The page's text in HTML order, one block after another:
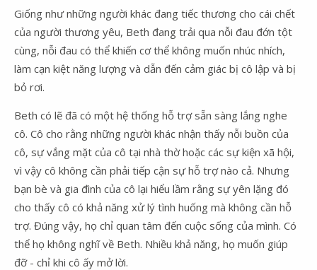
Giống như những người khác đang tiếc thương cho cái chết
của người thương yêu, Beth đang trải qua nỗi đau đớn tột
cùng, nỗi đau có thể khiến cơ thể không muốn nhúc nhích,
làm cạn kiệt năng lượng và dẫn đến cảm giác bị cô lập và bị
bỏ rơi.
Beth có lẽ đã có một hệ thống hỗ trợ sẵn sàng lắng nghe
cô. Cô cho rằng những người khác nhận thấy nỗi buồn của
cô, sự vắng mặt của cô tại nhà thờ hoặc các sự kiện xã hội,
vì vậy cô không cần phải tiếp cận sự hỗ trợ nào cả. Nhưng
bạn bè và gia đình của cô lại hiểu lầm rằng sự yên lặng đó
cho thấy cô có khả năng xử lý tình huống mà không cần hỗ
trợ. Đúng vậy, họ chỉ quan tâm đến cuộc sống của mình. Có
thể họ không nghĩ về Beth. Nhiều khả năng, họ muốn giúp
đỡ - chỉ khi cô ấy mở lời.